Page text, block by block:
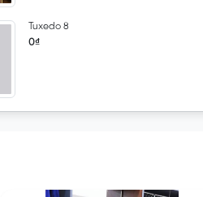
Tuxedo 8
0₫